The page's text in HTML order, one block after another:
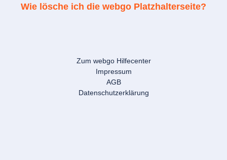
Wie lösche ich die webgo Platzhalterseite?
Zum webgo Hilfecenter
Impressum
AGB
Datenschutzerklärung